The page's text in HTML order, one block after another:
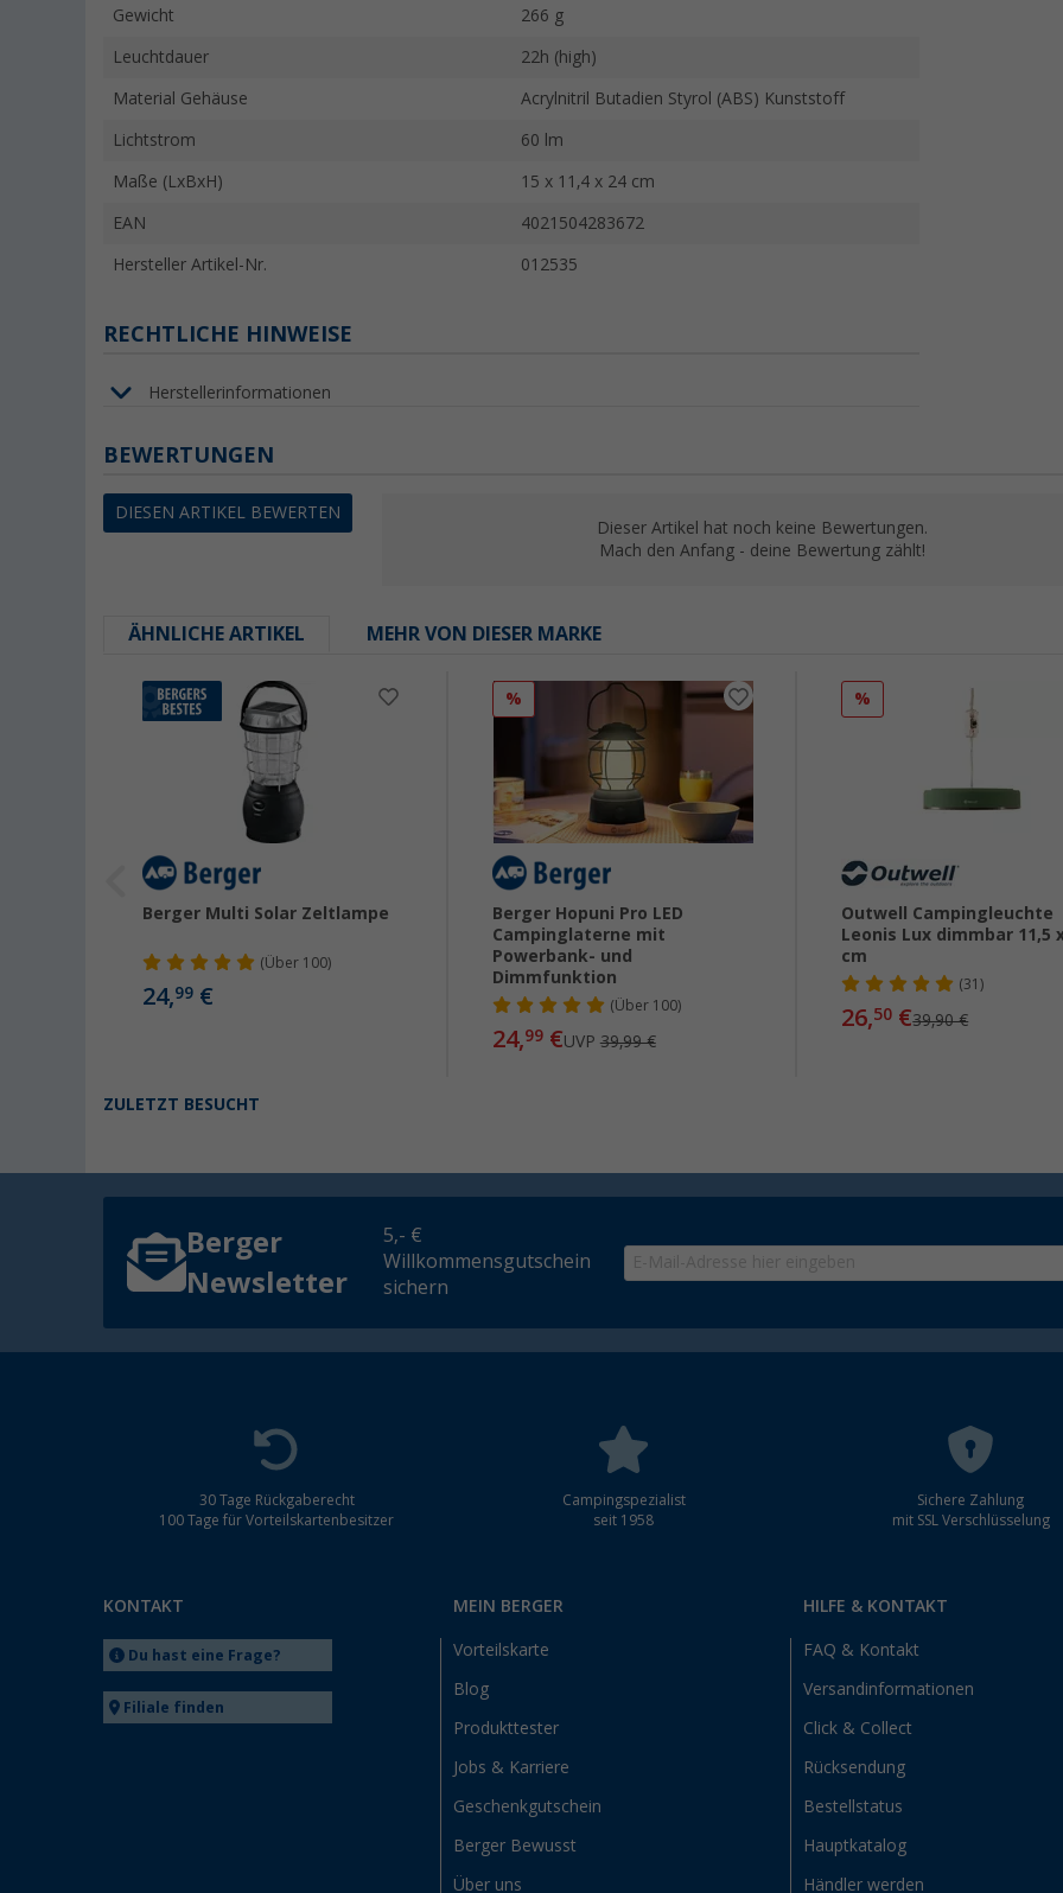
Gewicht 266 g
Leuchtdauer 22h (high)
Material Gehäuse Acrylnitril Butadien Styrol (ABS) Kunststoff
Lichtstrom 60 lm
Maße (LxBxH) 15 x 11,4 x 24 cm
EAN 4021504283672
Hersteller Artikel-Nr. 012535
RECHTLICHE HINWEISE
Herstellerinformationen
BEWERTUNGEN
DIESEN ARTIKEL BEWERTEN
Dieser Artikel hat noch keine Bewertungen.
Mach den Anfang - deine Bewertung zählt!
ÄHNLICHE ARTIKEL MEHR VON DIESER MARKE
Berger Multi Solar Zeltlampe
(Über 100)
24,99 €
%
Berger Hopuni Pro LED
Campinglaterne mit
Powerbank- und
Dimmfunktion
(Über100)
24,99€UVP 39,99 €
%
Outwell Campingleuchte
Leonis Lux dimmbar 11,5
cm
(31)
26,50 €39,90 €
ZULETZT BESUCHT
Berger
Newsletter
5,- €
Willkommensgutschein
sichern
30 Tage Rückgaberecht
100 Tage für Vorteilskartenbesitzer
Campingspezialist
seit 1958
Sichere Zahlung
mit SSL Verschlüsselung
KONTAKT
Du hast eine Frage?
Filiale finden
MEIN BERGER
Vorteilskarte
Blog
Produkttester
Jobs & Karriere
Geschenkgutschein
Berger Bewusst
Über uns
HILFE & KONTAKT
FAQ & Kontakt
Versandinformationen
Click & Collect
Rücksendung
Bestellstatus
Hauptkatalog
Händler werden